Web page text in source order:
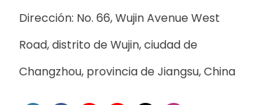
Dirección: No. 66, Wujin Avenue West
Road, distrito de Wujin, ciudad de
Changzhou, provincia de Jiangsu, China